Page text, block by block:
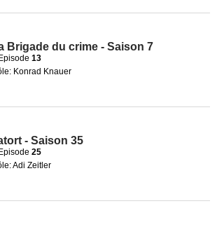
Brigade du crime - Saison 7
13
Konrad Knauer
- Saison 35
25
Adi Zeitler